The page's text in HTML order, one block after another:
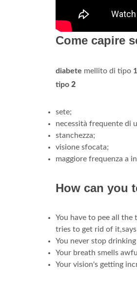
Come capire
diabete mellito di tipo 1
tipo 2
sete;
necessità frequente di
stanchezza;
visione sfocata;
maggiore frequenza a
How can you
You have to pee all
tries to get rid of
You never stop
Your breath smells
Your vision's getting